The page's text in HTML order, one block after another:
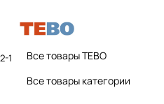
1
Все товары TEBO
Все товары категории